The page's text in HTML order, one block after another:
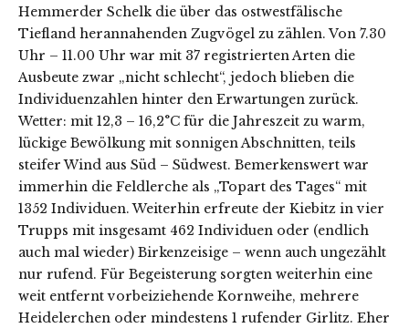
Hemmerder Schelk die über das ostwestfälische
Tiefland herannahenden Zugvögel zu zählen. Von 7.30
Uhr – 11.00 Uhr war mit 37 registrierten Arten die
Ausbeute zwar „nicht schlecht“, jedoch blieben die
Individuenzahlen hinter den Erwartungen zurück.
Wetter: mit 12,3 – 16,2°C für die Jahreszeit zu warm,
lückige Bewölkung mit sonnigen Abschnitten, teils
steifer Wind aus Süd – Südwest. Bemerkenswert war
immerhin die Feldlerche als „Topart des Tages“ mit
1352 Individuen. Weiterhin erfreute der Kiebitz in vier
Trupps mit insgesamt 462 Individuen oder (endlich
auch mal wieder) Birkenzeisige – wenn auch ungezählt
nur rufend. Für Begeisterung sorgten weiterhin eine
weit entfernt vorbeiziehende Kornweihe, mehrere
Heidelerchen oder mindestens 1 rufender Girlitz. Eher